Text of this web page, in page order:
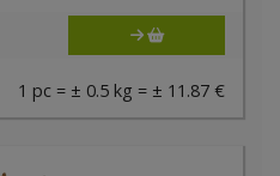
1 pc = ± 0.5 kg = ± 11.87 €